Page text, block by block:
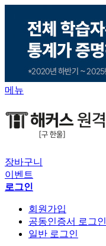
메뉴
장바구니
이벤트
로그인
회원가입
공동인증서 로그인
일반 로그인